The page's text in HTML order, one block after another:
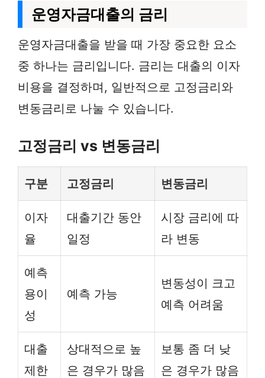
운영자금대출의 금리
운영자금대출을 받을 때 가장 중요한 요소
중 하나는 금리입니다. 금리는 대출의 이자
비용을 결정하며, 일반적으로 고정금리와
변동금리로 나눌 수 있습니다.
고정금리 vs 변동금리
구분 고정금리 변동금리
이자
율
대출기간 동안
일정
시장 금리에 따
라 변동
예측
용이
성
예측 가능
변동성이 크고
예측 어려움
대출
제한
상대적으로 높
은 경우가 많음
보통 좀 더 낮
은 경우가 많음